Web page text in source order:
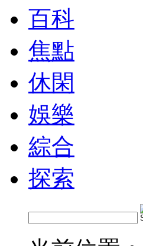
百科
焦點
休閑
娛樂
綜合
探索